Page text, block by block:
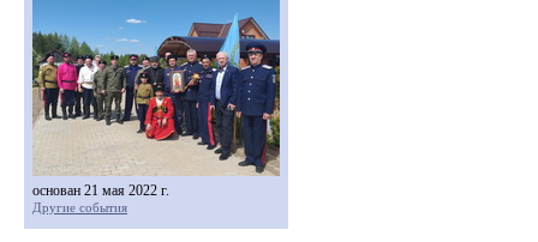
основан 21 мая 2022 г.
Другие события